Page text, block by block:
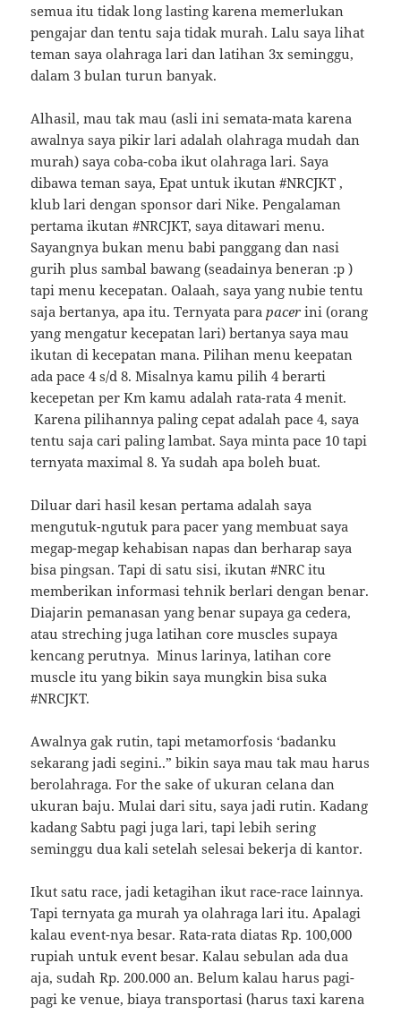
semua itu tidak long lasting karena memerlukan
pengajar dan tentu saja tidak murah. Lalu saya lihat
teman saya olahraga lari dan latihan 3x seminggu,
dalam 3 bulan turun banyak.
Alhasil, mau tak mau (asli ini semata-mata karena
awalnya saya pikir lari adalah olahraga mudah dan
murah) saya coba-coba ikut olahraga lari. Saya
dibawa teman saya, Epat untuk ikutan #NRCJKT ,
klub lari dengan sponsor dari Nike. Pengalaman
pertama ikutan #NRCJKT, saya ditawari menu.
Sayangnya bukan menu babi panggang dan nasi
gurih plus sambal bawang (seadainya beneran :p )
tapi menu kecepatan. Oalaah, saya yang nubie tentu
saja bertanya, apa itu. Ternyata parapacer ini (orang
yang mengatur kecepatan lari) bertanya saya mau
ikutan di kecepatan mana. Pilihan menu keepatan
ada pace 4 s/d 8. Misalnya kamu pilih 4 berarti
kecepetan per Km kamu adalah rata-rata 4 menit.
Karena pilihannya paling cepat adalah pace 4, saya
tentu saja cari paling lambat. Saya minta pace 10 tapi
ternyata maximal 8. Ya sudah apa boleh buat.
Diluar dari hasil kesan pertama adalah saya
mengutuk-ngutuk para pacer yang membuat saya
megap-megap kehabisan napas dan berharap saya
bisa pingsan. Tapi di satu sisi, ikutan #NRC itu
memberikan informasi tehnik berlari dengan benar.
Diajarin pemanasan yang benar supaya ga cedera,
atau streching juga latihan core muscles supaya
kencang perutnya. Minus larinya, latihan core
muscle itu yang bikin saya mungkin bisa suka
#NRCJKT.
Awalnya gak rutin, tapi metamorfosis ‘badanku
sekarang jadi segini..” bikin saya mau tak mau harus
berolahraga. For the sake of ukuran celana dan
ukuran baju. Mulai dari situ, saya jadi rutin. Kadang
kadang Sabtu pagi juga lari, tapi lebih sering
seminggu dua kali setelah selesai bekerja di kantor.
Ikut satu race, jadi ketagihan ikut race-race lainnya.
Tapi ternyata ga murah ya olahraga lari itu. Apalagi
kalau event-nya besar. Rata-rata diatas Rp. 100,000
rupiah untuk event besar. Kalau sebulan ada dua
aja, sudah Rp. 200.000 an. Belum kalau harus pagi-
pagi ke venue, biaya transportasi (harus taxi karena